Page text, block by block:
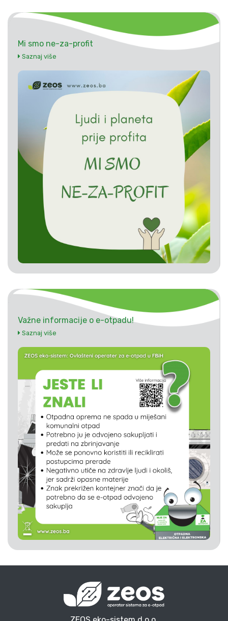
Mi smo ne-za-profit
Saznaj više
Važne informacije o e-otpadu!
Saznaj više